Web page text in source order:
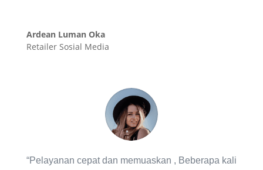
Ardean Luman Oka
Retailer Sosial Media
“Pelayanan cepat dan memuaskan , Beberapa kali